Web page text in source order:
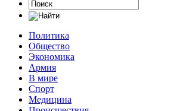
Политика
Общество
Экономика
Армия
В мире
Спорт
Медицина